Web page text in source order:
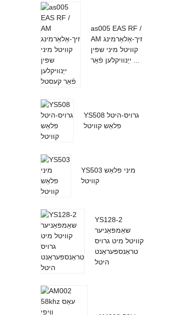
as005 EAS RF /
AM זיך-אַלאַרמינג
קוויטל מיני שפּין
YS508 גרויס-היטל
פלאַש קוויטל
YS503 מיני פלאַש
קוויטל
YS128-2
שאַמפּאַניער
קוויטל מיט גרויס
טראַנספּעראַנט
היטל